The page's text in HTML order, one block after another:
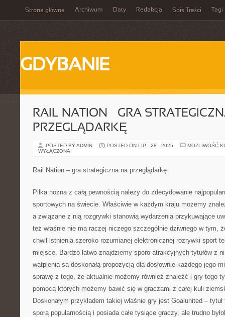
Strona główna Archiwum Daty Redakcja Spis Treści Tagi
GDYBANIE
RAIL NATION – GRA
PRZEGLĄDARKĘ
POSTED BY ADMIN POSTED ON LIP - 28 - 2025
MOŻLIWOŚĆ
WYŁĄCZONA
Rail Nation – gra strategiczna na przeglądarkę
Piłka nożna z całą pewnością należy do zdecydowanie
sportowych na świecie. Właściwie w każdym kraju możemy
a związane z nią rozgrywki stanowią wydarzenia przykuwające
też właśnie nie ma raczej niczego szczególnie dziwnego w tym,
chwil istnienia szeroko rozumianej elektronicznej rozrywki sport
miejsce. Bardzo łatwo znajdziemy sporo atrakcyjnych tytułów z
wątpienia są doskonałą propozycją dla dosłownie każdego jego
sprawę z tego, że aktualnie możemy również znaleźć i gry tego
pomocą których możemy bawić się w graczami z całej kuli
Doskonałym przykładem takiej właśnie gry jest Goalunited –
sporą popularnością i posiada całe tysiące graczy, ale trudno